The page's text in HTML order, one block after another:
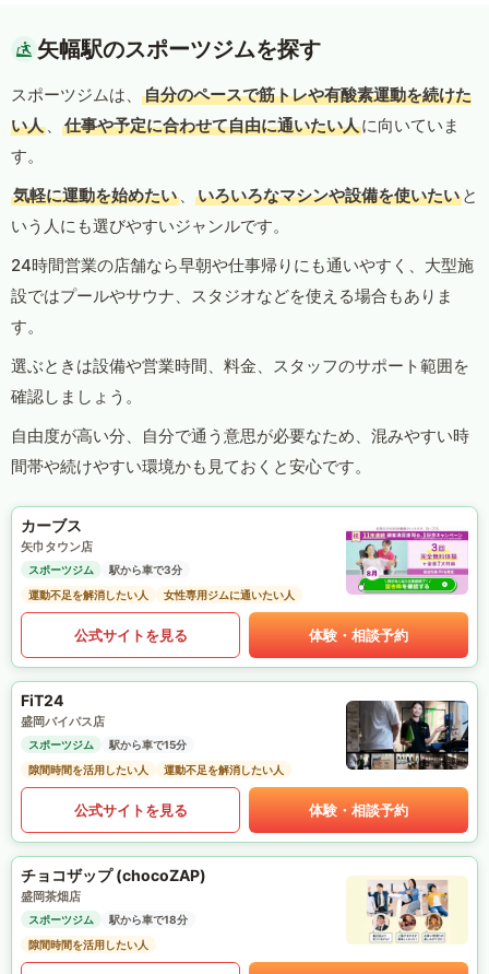
矢幅駅のスポーツジムを探す
スポーツジムは、
自分のペースで筋トレや有酸素運動を続けた
い人 、 仕事や予定に合わせて自由に通いたい人に向いていま
す。
気軽に運動を始めたい 、 いろいろなマシンや設備を使いたい と
いう人にも選びやすいジャンルです。
24時間営業の店舗なら早朝や仕事帰りにも通いやすく、大型施
設ではプールやサウナ、スタジオなどを使える場合もありま
す。
選ぶときは設備や営業時間、料金、スタッフのサポート範囲を
確認しましょう。
自由度が高い分、自分で通う意思が必要なため、混みやすい時
間帯や続けやすい環境かも見ておくと安心です。
カーブス
矢巾タウン店
スポーツジム
駅から車で3分
運動不足を解消したい人
女性専用ジムに通いたい人
公式サイトを見る 体験・相談予約
FiT24
盛岡バイパス店
スポーツジム
駅から車で15分
隙間時間を活用したい人
運動不足を解消したい人
公式サイトを見る 体験・相談予約
チョコザップ (chocoZAP)
盛岡茶畑店
スポーツジム
駅から車で18分
隙間時間を活用したい人